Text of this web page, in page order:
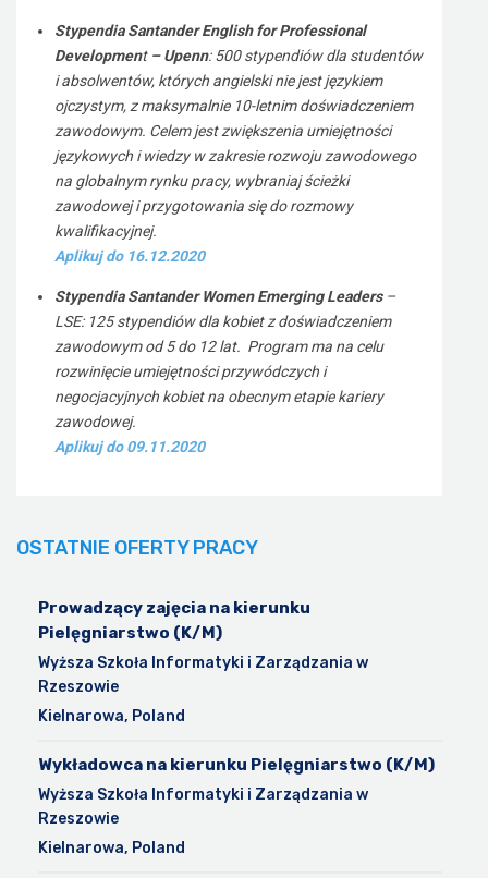
Stypendia Santander English for Professional
Development – Upenn: 500 stypendiów dla studentów
i absolwentów, których angielski nie jest językiem
ojczystym, z maksymalnie 10-letnim doświadczeniem
zawodowym. Celem jest zwiększenia umiejętności
językowych i wiedzy w zakresie rozwoju zawodowego
na globalnym rynku pracy, wybraniaj ścieżki
zawodowej i przygotowania się do rozmowy
kwalifikacyjnej.
Aplikuj do 16.12.2020
Stypendia Santander Women Emerging Leaders–
LSE: 125 stypendiów dla kobiet z doświadczeniem
zawodowym od 5 do 12 lat. Program ma na celu
rozwinięcie umiejętności przywódczych i
negocjacyjnych kobiet na obecnym etapie kariery
zawodowej.
Aplikuj do 09.11.2020
OSTATNIE OFERTY PRACY
Prowadzący zajęcia na kierunku
Pielęgniarstwo (K/M)
Wyższa Szkoła Informatyki i Zarządzania w
Rzeszowie
Kielnarowa, Poland
Wykładowca na kierunku Pielęgniarstwo (K/M)
Wyższa Szkoła Informatyki i Zarządzania w
Rzeszowie
Kielnarowa, Poland